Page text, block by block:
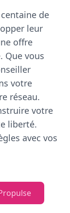
de
leur
offre
Que vous
votre
réseau.
votre
liberté.
avec vos